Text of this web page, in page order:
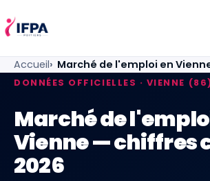
IFPA Poitiers — Centre de formation
Accueil Marché de l'emploi en
DONNÉES OFFICIELLES · VIENNE
Marché de
Vienne — chiffres
2026